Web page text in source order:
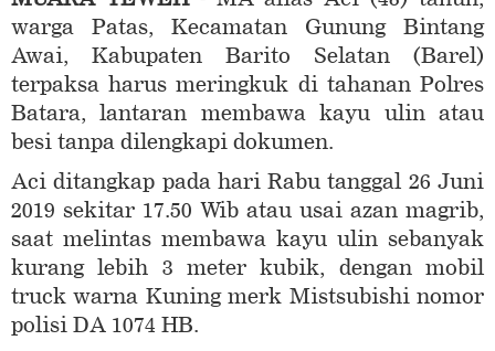
warga Patas, Kecamatan Gunung Bintang
Awai, Kabupaten Barito Selatan (Barel)
terpaksa harus meringkuk di tahanan Polres
Batara, lantaran membawa kayu ulin atau
besi tanpa dilengkapi dokumen.
Aci ditangkap pada hari Rabu tanggal 26 Juni
2019 sekitar 17.50 Wib atau usai azan magrib,
saat melintas membawa kayu ulin sebanyak
kurang lebih 3 meter kubik, dengan mobil
truck warna Kuning merk Mistsubishi nomor
polisi DA 1074 HB.